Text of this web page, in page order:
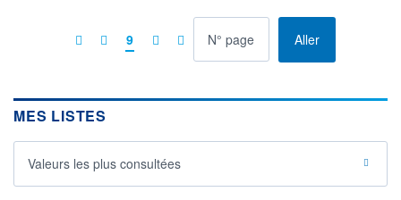
9 Allerà la page
MES LISTES
Valeurs les plus consultées